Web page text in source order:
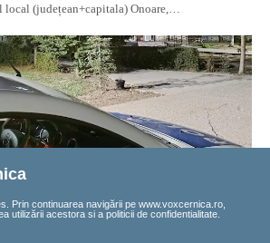
Prin continuarea navigării pe www.voxcernica.ro,
utilizării acestora si a politicii de confidentialitate.
(județean+capitala) Onoare,…